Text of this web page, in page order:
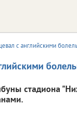
с английскими
стадиона